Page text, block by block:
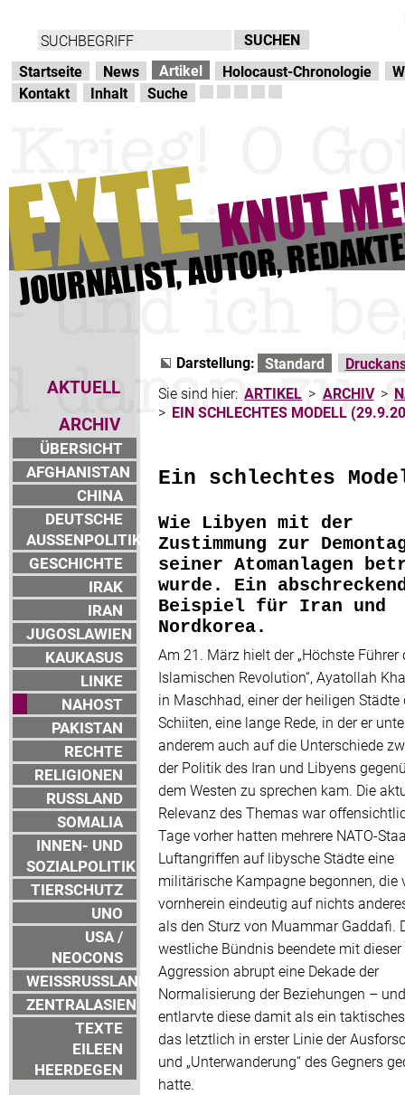
Startseite News Artikel Holocaust-Chronologie
Kontakt
Inhalt Suche
AKTUELL
ARCHIV
ÜBERSICHT
AFGHANISTAN
CHINA
DEUTSCHE
AUSSENPOLITIK
GESCHICHTE
IRAK
IRAN
JUGOSLAWIEN
KAUKASUS
LINKE
NAHOST
PAKISTAN
RECHTE
RELIGIONEN
RUSSLAND
SOMALIA
INNEN- UND
SOZIALPOLITIK
TIERSCHUTZ
UNO
USA /
NEOCONS
WEISSRUSSLAND
ZENTRALASIEN
TEXTE
EILEEN
HEERDEGEN
Darstellung: Standard
Sie sind hier: ARTIKEL > ARCHIV >
> EIN SCHLECHTES MODELL
Ein schlechtes
Wie Libyen mit der
Zustimmung zur
seiner Atomanlagen
wurde. Ein
Beispiel für Iran und
Nordkorea.
Am 21. März hielt der „Höchste Führer
Islamischen Revolution“, Ayatollah
in Maschhad, einer der heiligen Städte
Schiiten, eine lange Rede, in der er
anderem auch auf die Unterschiede
der Politik des Iran und Libyens
dem Westen zu sprechen kam. Die
Relevanz des Themas war
Tage vorher hatten mehrere NATO-
Luftangriffen auf libysche Städte eine
militärische Kampagne begonnen, die
vornherein eindeutig auf nichts
als den Sturz von Muammar Gaddafi.
westliche Bündnis beendete mit dieser
Aggression abrupt eine Dekade der
Normalisierung der Beziehungen – und
entlarvte diese damit als ein
das letztlich in erster Linie der
und „Unterwanderung“ des Gegners
hatte.